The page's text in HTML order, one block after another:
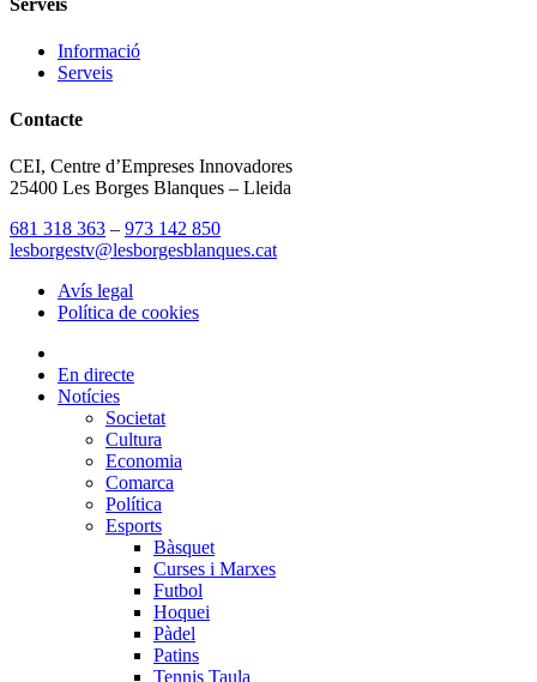
Informació
Serveis
Contacte
CEI, Centre d’Empreses Innovadores
25400 Les Borges Blanques – Lleida
681 318 363 – 973 142 850
lesborgestv@lesborgesblanques.cat
Avís legal
Política de cookies
En directe
Notícies
Societat
Cultura
Economia
Comarca
Política
Esports
Bàsquet
Curses i Marxes
Futbol
Hoquei
Pàdel
Patins
Tennis Taula